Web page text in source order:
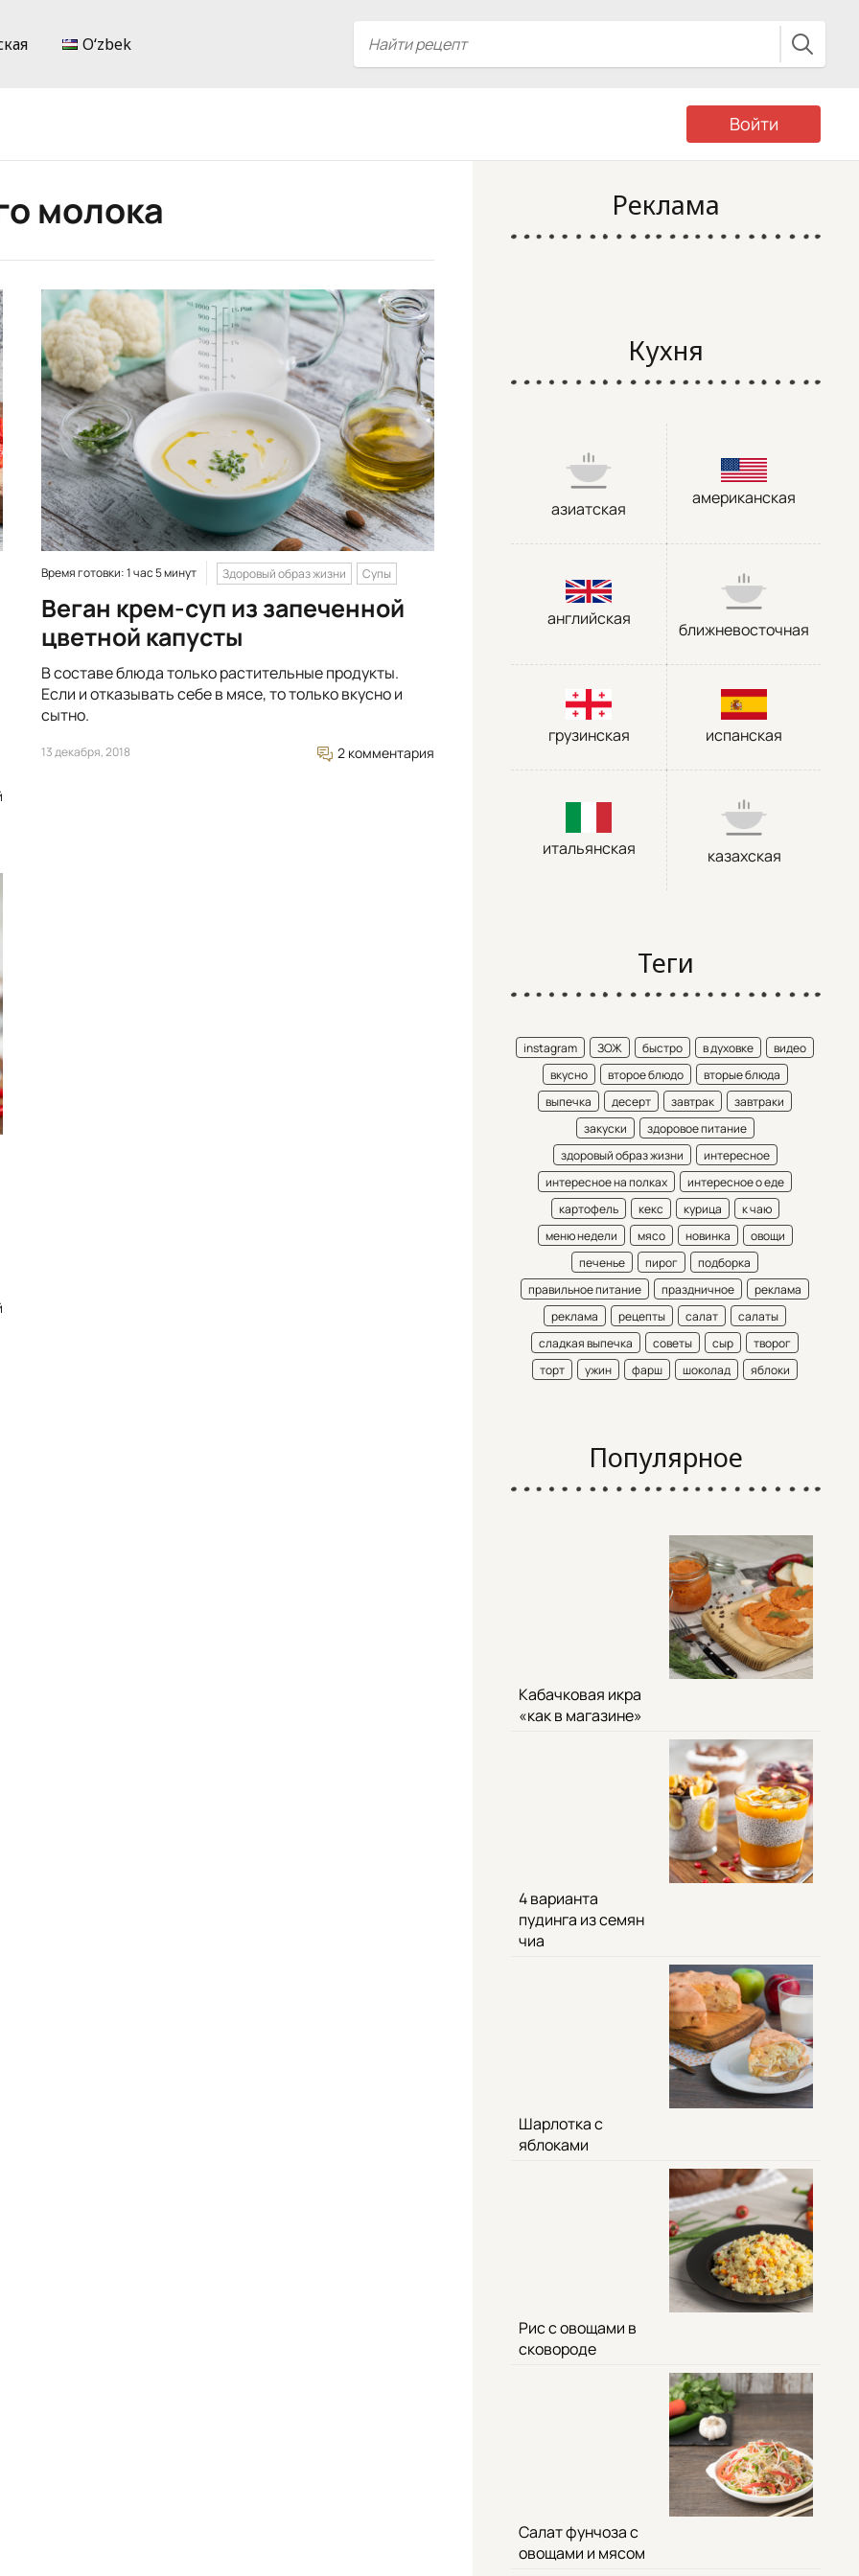
Oʻzbek
Войти
молока
Время готовки: 1 час 5 минут Здоровый образ жизни Супы
Веган крем-суп из запеченной
цветной капусты
В составе блюда только растительные продукты.
Если и отказывать себе в мясе, то только вкусно и
сытно.
13 декабря, 2018 2 комментария
Реклама
Кухня
азиатская
американская
английская
ближневосточная
грузинская испанская
итальянская казахская
Теги
instagram ЗОЖ быстро в духовке
видео
вкусно
второе блюдо
вторые блюда
выпечка
десерт завтрак
завтраки
закуски
здоровое питание
здоровый образ жизни
интересное
интересное на полках
интересное о еде
картофель
кекс курица
к чаю
меню недели
мясо новинка
овощи
печенье
пирог
подборка
правильное питание
праздничное
реклама
реклама
рецепты салат
салаты
сладкая выпечка
советы сыр
творог
торт
ужин фарш шоколад яблоки
Популярное
Кабачковая икра
«как в магазине»
4 варианта
пудинга из семян
чиа
Шарлотка с
яблоками
Рис с овощами в
сковороде
Салат фунчоза с
овощами и мясом